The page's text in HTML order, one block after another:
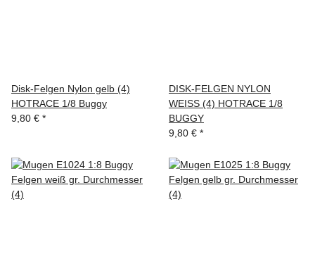
Disk-Felgen Nylon gelb (4)
HOTRACE 1/8 Buggy
9,80 € *
DISK-FELGEN NYLON
WEISS (4) HOTRACE 1/8
BUGGY
9,80 € *